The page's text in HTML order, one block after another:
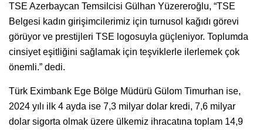
TSE Azerbaycan Temsilcisi Gülhan Yüzereroğlu, “TSE
Belgesi kadın girişimcilerimiz için turnusol kağıdı görevi
görüyor ve prestijleri TSE logosuyla güçleniyor. Toplumda
cinsiyet eşitliğini sağlamak için teşviklerle ilerlemek çok
önemli.” dedi.
Türk Eximbank Ege Bölge Müdürü Gülom Timurhan ise,
2024 yılı ilk 4 ayda ise 7,3 milyar dolar kredi, 7,6 milyar
dolar sigorta olmak üzere ülkemiz ihracatına toplam 14,9